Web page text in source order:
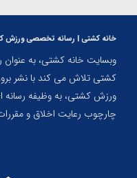
خانه کشتی | رسانه تخصصی ورزش
وبسایت خانه کشتی، به
کشتی تلاش می کند با نشر
ورزش کشتی، به وظیفه رسانه
چارچوب رعایت اخلاق و